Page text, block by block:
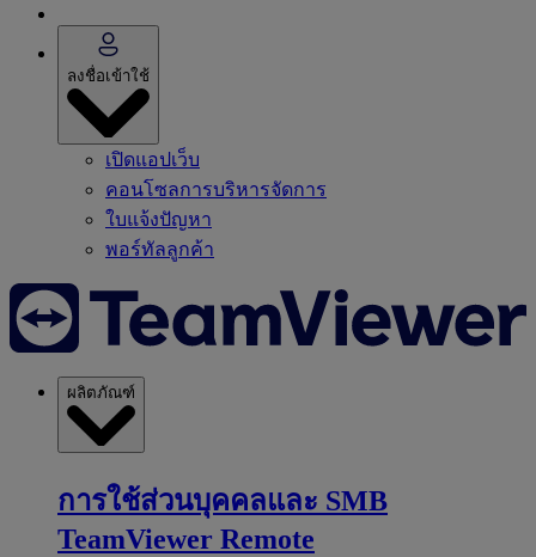
ลงชื่อเข้าใช้
เปิดแอปเว็บ
คอนโซลการบริหารจัดการ
ใบแจ้งปัญหา
พอร์ทัลลูกค้า
ผลิตภัณฑ์
การใช้ส่วนบุคคลและ SMB
TeamViewer Remote